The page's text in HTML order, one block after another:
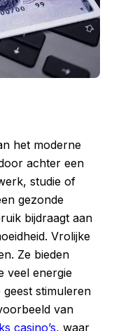
het moderne
achter een
studie of
gezonde
bijdraagt aan
Vrolijke
Ze bieden
veel energie
geest stimuleren
van
casino’s, waar